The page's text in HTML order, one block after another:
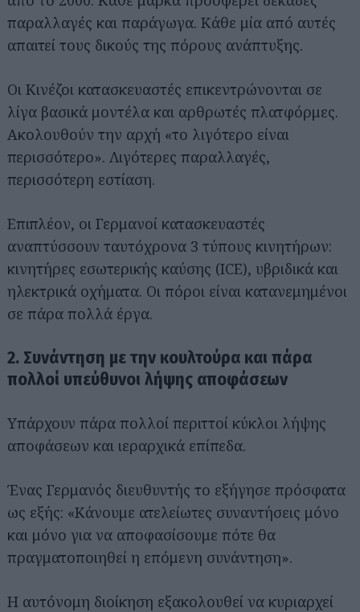
παραλλαγές και παράγωγα. Κάθε μία από αυτές
απαιτεί τους δικούς της πόρους ανάπτυξης.
Οι Κινέζοι κατασκευαστές επικεντρώνονται σε
λίγα βασικά μοντέλα και αρθρωτές πλατφόρμες.
Ακολουθούν την αρχή «το λιγότερο είναι
περισσότερο». Λιγότερες παραλλαγές,
περισσότερη εστίαση.
Επιπλέον, οι Γερμανοί κατασκευαστές
αναπτύσσουν ταυτόχρονα 3 τύπους κινητήρων:
κινητήρες εσωτερικής καύσης (ICE), υβριδικά και
ηλεκτρικά οχήματα. Οι πόροι είναι κατανεμημένοι
σε πάρα πολλά έργα.
2. Συνάντηση με την κουλτούρα και πάρα
πολλοί υπεύθυνοι λήψης αποφάσεων
Υπάρχουν πάρα πολλοί περιττοί κύκλοι λήψης
αποφάσεων και ιεραρχικά επίπεδα.
Ένας Γερμανός διευθυντής το εξήγησε πρόσφατα
ως εξής: «Κάνουμε ατελείωτες συναντήσεις μόνο
και μόνο για να αποφασίσουμε πότε θα
πραγματοποιηθεί η επόμενη συνάντηση».
Η αυτόνομη διοίκηση εξακολουθεί να κυριαρχεί